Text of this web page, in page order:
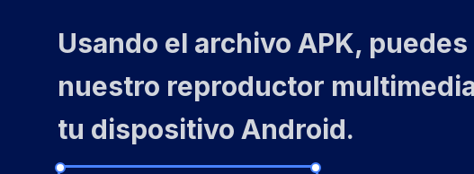
Usando el archivo APK,
nuestro reproductor
tu dispositivo Android.